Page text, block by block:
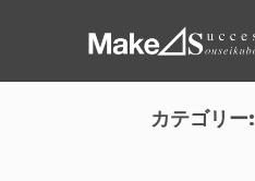
カテゴリー: